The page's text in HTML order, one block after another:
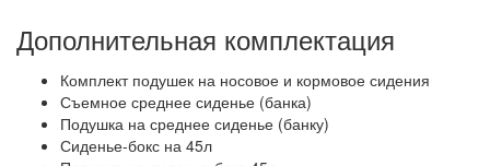
Дополнительная комплектация
Комплект подушек на носовое и кормовое сидения
Съемное среднее сиденье (банка)
Подушка на среднее сиденье (банку)
Сиденье-бокс на 45л